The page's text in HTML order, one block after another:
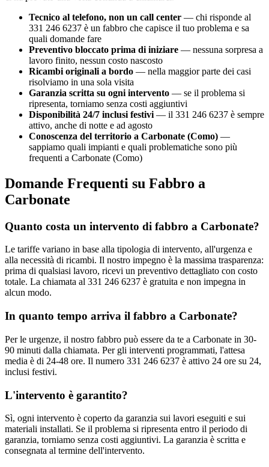
Tecnico al telefono, non un call center — chi risponde al
331 246 6237 è un fabbro che capisce il tuo problema e sa
quali domande fare
Preventivo bloccato prima di iniziare — nessuna sorpresa a
lavoro finito, nessun costo nascosto
Ricambi originali a bordo — nella maggior parte dei casi
risolviamo in una sola visita
Garanzia scritta su ogni intervento — se il problema si
ripresenta, torniamo senza costi aggiuntivi
Disponibilità 24/7 inclusi festivi — il 331 246 6237 è sempre
attivo, anche di notte e ad agosto
Conoscenza del territorio a Carbonate (Como) —
sappiamo quali impianti e quali problematiche sono più
frequenti a Carbonate (Como)
Domande Frequenti su Fabbro a
Carbonate
Quanto costa un intervento di fabbro a Carbonate?
Le tariffe variano in base alla tipologia di intervento, all'urgenza e
alla necessità di ricambi. Il nostro impegno è la massima trasparenza:
prima di qualsiasi lavoro, ricevi un preventivo dettagliato con costo
totale. La chiamata al 331 246 6237 è gratuita e non impegna in
alcun modo.
In quanto tempo arriva il fabbro a Carbonate?
Per le urgenze, il nostro fabbro può essere da te a Carbonate in 30-
90 minuti dalla chiamata. Per gli interventi programmati, l'attesa
media è di 24-48 ore. Il numero 331 246 6237 è attivo 24 ore su 24,
inclusi festivi.
L'intervento è garantito?
Sì, ogni intervento è coperto da garanzia sui lavori eseguiti e sui
materiali installati. Se il problema si ripresenta entro il periodo di
garanzia, torniamo senza costi aggiuntivi. La garanzia è scritta e
consegnata al termine dell'intervento.